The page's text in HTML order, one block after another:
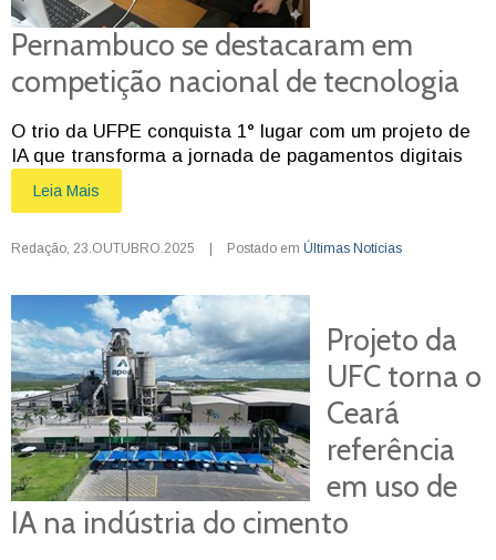
Pernambuco se destacaram em
competição nacional de tecnologia
O trio da UFPE conquista 1° lugar com um projeto de
IA que transforma a jornada de pagamentos digitais
Leia Mais
Redação 23.OUTUBRO.2025 | Postado em Últimas Notícias
Projeto da
UFC torna o
Ceará
referência
em uso de
IA na indústria do cimento